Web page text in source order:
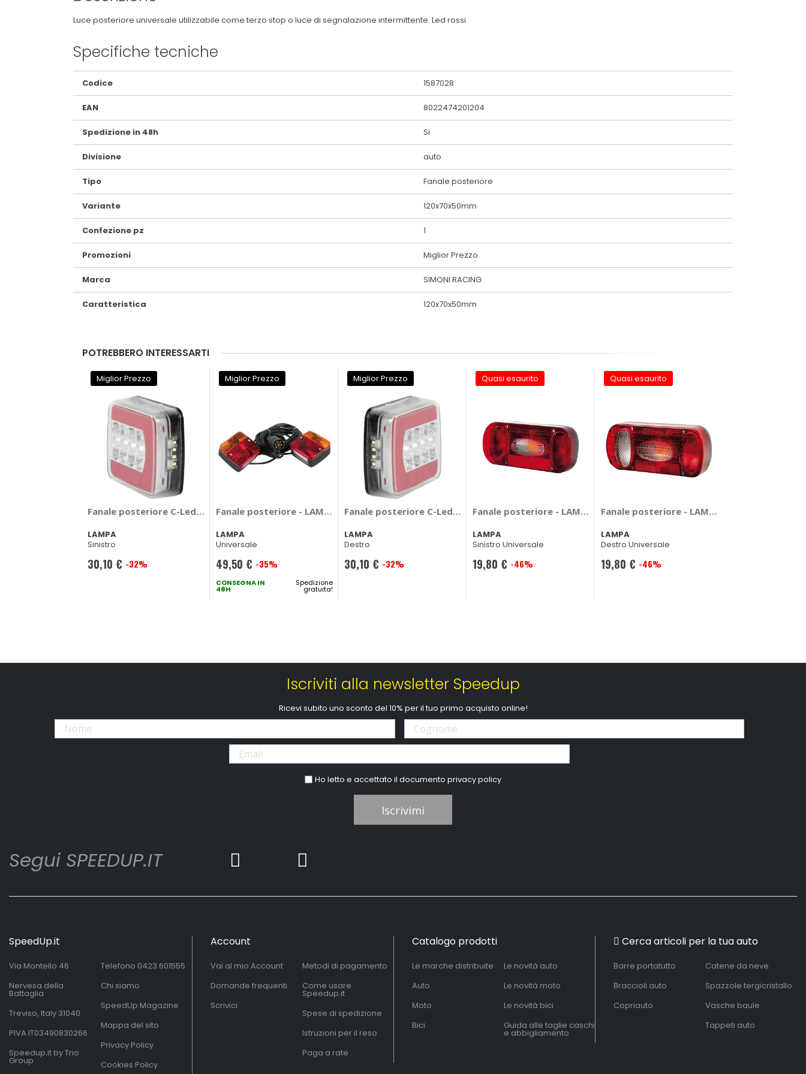
Luce posteriore universale utilizzabile come terzo stop o luce di segnalazione intermittente. Led rossi
Specifiche tecniche
Maggiori
Informazioni
Codice 1587028
EAN 8022474201204
Spedizione in 48h Si
Divisione auto
Tipo Fanale posteriore
Variante 120x70x50mm
Confezione pz 1
Promozioni Miglior Prezzo
Marca SIMONI RACING
Caratteristica 120x70x50mm
POTREBBERO INTERESSARTI
Miglior Prezzo
Fanale posteriore C-Led Look - LAMPA
LAMPA
Sinistro
Prezzo
30,10 € -32%
Miglior Prezzo
Fanale posteriore - LAMPA
LAMPA
Universale
Prezzo
speciale
49,50 € -35%
CONSEGNA IN
48H
Spedizione
gratuita!
Miglior Prezzo
Fanale posteriore C-Led Look - LAMPA
LAMPA
Destro
Prezzo
30,10 € -32%
Quasi esaurito
Fanale posteriore - LAMPA
LAMPA
Sinistro Universale
Prezzo
19,80 € -46%
Quasi esaurito
Fanale posteriore - LAMPA
LAMPA
Destro Universale
Prezzo
19,80 € -46%
Iscriviti alla newsletter Speedup
Ricevi subito uno sconto del 10% per il tuo primo acquisto online!
Ho letto e accettato il documentoprivacy policy
Iscrivimi
Segui SPEEDUP.IT
SpeedUp.it
Via Montello 46
Nervesa della
Battaglia
Treviso, Italy 31040
PIVA IT03490830266
Speedup.it by Trio
Group
Telefono 0423.601555
Chi siamo
SpeedUp Magazine
Mappa del sito
Privacy Policy
Cookies Policy
Account
Vai al mio Account
Domande frequenti
Scrivici
Metodi di pagamento
Come usare
Speedup.it
Spese di spedizione
Istruzioni per il reso
Paga a rate
Catalogo prodotti
Le marche distribuite
Auto
Moto
Bici
Le novità auto
Le novità moto
Le novità bici
Guida alle taglie caschi
e abbigliamento
Cerca articoli per la tua auto
Barre portatutto
Braccioli auto
Copriauto
Catene da neve
Spazzole tergicristallo
Vasche baule
Tappeti auto